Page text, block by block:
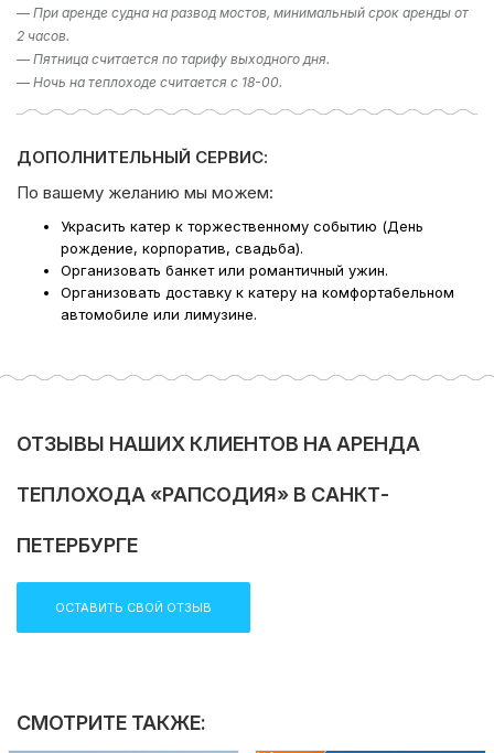
*минимальная аренда 2 часа;
*цены в период выпускных по запросу — минимальная
аренда 4 часа;
*стоимость уборки на теплоходе — 5000-10000 руб.;
*при заказе ресторанного обслуживания время на
тарифу 50% от стоимости.
Если у вас остался вопрос «Какое направление
выбрать?», то в подборе экскурсии вам поможет наш
раздел фотогалерея, где указаны некоторые
направлении. Либо наш менеджер предложит вам
варианты исходя из ваших пожеланий – просто наберите
телефон в шапке сайта!
аренду катера в СПб, ждем вас на борту!
— При аренде судна на развод мостов, минимальный срок аренды от
2 часов.
— Пятница считается по тарифу выходного дня.
— Ночь на теплоходе считается с 18-00.
ДОПОЛНИТЕЛЬНЫЙ СЕРВИС:
По вашему желанию мы можем:
Украсить катер к торжественному событию (День
рождение, корпоратив, свадьба).
Организовать банкет или романтичный ужин.
Организовать доставку к катеру на комфортабельном
автомобиле или лимузине.
ОТЗЫВЫ НАШИХ КЛИЕНТОВ НА АРЕНДА
ТЕПЛОХОДА «РАПСОДИЯ» В САНКТ-
ПЕТЕРБУРГЕ
ОСТАВИТЬ СВОЙ ОТЗЫВ
СМОТРИТЕ ТАКЖЕ: